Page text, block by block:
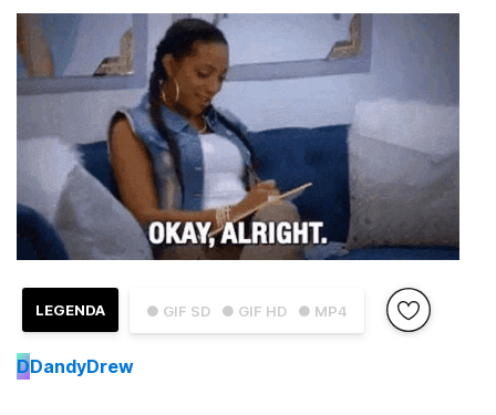
● GIF SD ● GIF HD ● MP4
LEGENDA
DDandyDrew